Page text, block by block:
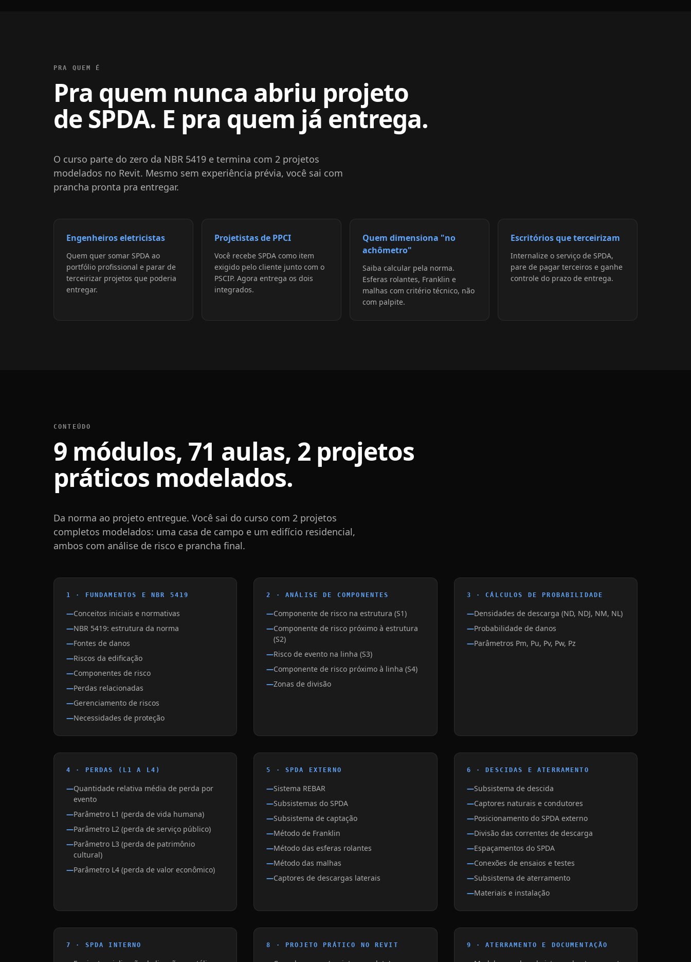
PRA QUEM É
Pra quem nunca abriu projeto
de SPDA. E pra quem já entrega.
O curso parte do zero da NBR 5419 e termina com 2 projetos
modelados no Revit. Mesmo sem experiência prévia, você sai com
prancha pronta pra entregar.
Engenheiros eletricistas
Quem quer somar SPDA ao
portfólio profissional e parar de
terceirizar projetos que poderia
entregar.
Projetistas de PPCI
Você recebe SPDA como item
exigido pelo cliente junto com o
PSCIP. Agora entrega os dois
integrados.
Quem dimensiona "no
achômetro"
Saiba calcular pela norma.
Esferas rolantes, Franklin e
malhas com critério técnico, não
com palpite.
Escritórios que terceirizam
Internalize o serviço de SPDA,
pare de pagar terceiros e ganhe
controle do prazo de entrega.
CONTEÚDO
9 módulos, 71 aulas, 2 projetos
práticos modelados.
Da norma ao projeto entregue. Você sai do curso com 2 projetos
completos modelados: uma casa de campo e um edifício residencial,
ambos com análise de risco e prancha final.
1 · FUNDAMENTOS E NBR 5419
Conceitos iniciais e normativas
NBR 5419: estrutura da norma
Fontes de danos
Riscos da edificação
Componentes de risco
Perdas relacionadas
Gerenciamento de riscos
Necessidades de proteção
2 · ANÁLISE DE COMPONENTES
Componente de risco na estrutura (S1)
Componente de risco próximo à estrutura
(S2)
Risco de evento na linha (S3)
Componente de risco próximo à linha (S4)
Zonas de divisão
3 · CÁLCULOS DE PROBABILIDADE
Densidades de descarga (ND, NDJ, NM, NL)
Probabilidade de danos
Parâmetros Pm, Pu, Pv, Pw, Pz
4 · PERDAS (L1 A L4)
Quantidade relativa média de perda por
evento
Parâmetro L1 (perda de vida humana)
Parâmetro L2 (perda de serviço público)
Parâmetro L3 (perda de patrimônio
cultural)
Parâmetro L4 (perda de valor econômico)
5 · SPDA EXTERNO
Sistema REBAR
Subsistemas do SPDA
Subsistema de captação
Método de Franklin
Método das esferas rolantes
Método das malhas
Captores de descargas laterais
6 · DESCIDAS E ATERRAMENTO
Subsistema de descida
Captores naturais e condutores
Posicionamento do SPDA externo
Divisão das correntes de descarga
Espaçamentos do SPDA
Conexões de ensaios e testes
Subsistema de aterramento
Materiais e instalação
7 · SPDA INTERNO 8 · PROJETO PRÁTICO NO REVIT 9 · ATERRAMENTO E DOCUMENTAÇÃO